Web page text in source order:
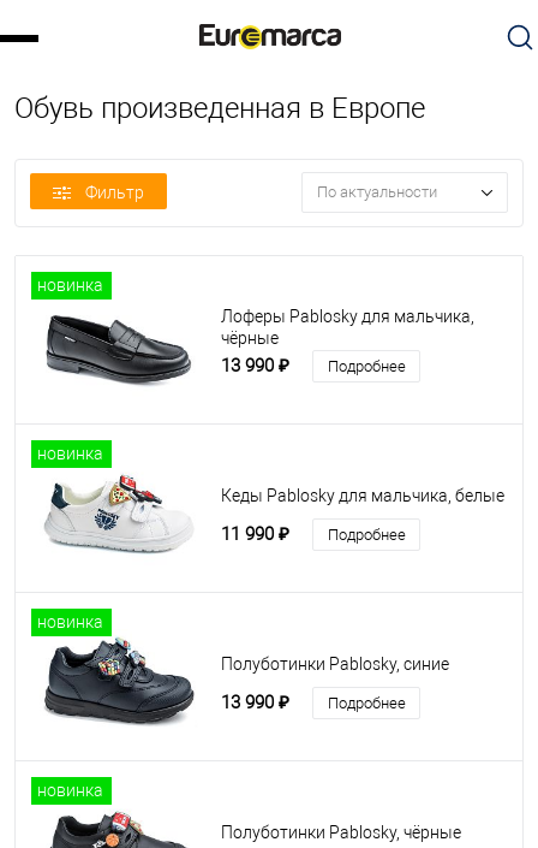
Обувь произведенная в Европе
Фильтр По актуальности
новинка
Лоферы Pablosky для мальчика,
чёрные
13 990 ₽ Подробнее
новинка
Кеды Pablosky для мальчика, белые
11 990 ₽ Подробнее
новинка
Полуботинки Pablosky, синие
13 990 ₽ Подробнее
новинка
Полуботинки Pablosky, чёрные